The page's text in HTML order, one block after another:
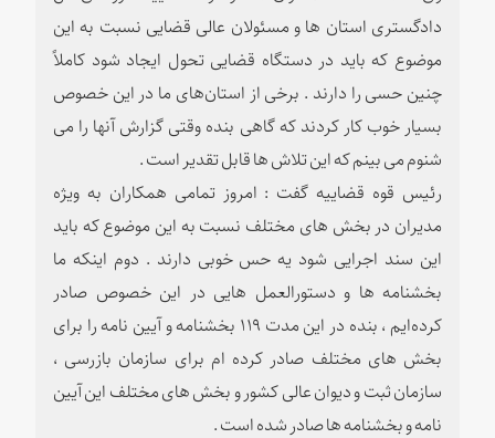
دادگستری استان ها و مسئولان عالی قضایی نسبت به این
موضوع که باید در دستگاه قضایی تحول ایجاد شود کاملاً
چنین حسی را دارند . برخی از استان‌های ما در این خصوص
بسیار خوب کار کردند که گاهی بنده وقتی گزارش آنها را می
شنوم می بینم که این تلاش ها قابل تقدیر است .
رئیس قوه قضاییه گفت : امروز تمامی همکاران به ویژه
مدیران در بخش های مختلف نسبت به این موضوع که باید
این سند اجرایی شود یه حس خوبی دارند . دوم اینکه ما
بخشنامه ها و دستورالعمل هایی در این خصوص صادر
کرده‌ایم ، بنده در این مدت ۱۱۹ بخشنامه و آیین نامه را برای
بخش های مختلف صادر کرده ام برای سازمان بازرسی ،
سازمان ثبت و دیوان عالی کشور و بخش های مختلف این آیین
نامه و بخشنامه ها صادر شده است .